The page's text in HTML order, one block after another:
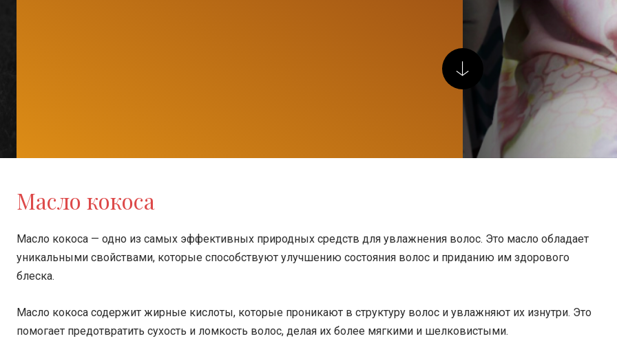
Масло кокоса
Масло кокоса — одно из самых эффективных природных средств для увлажнения волос. Это масло обладает
уникальными свойствами, которые способствуют улучшению состояния волос и приданию им здорового
блеска.
Масло кокоса содержит жирные кислоты, которые проникают в структуру волос и увлажняют их изнутри. Это
помогает предотвратить сухость и ломкость волос, делая их более мягкими и шелковистыми.